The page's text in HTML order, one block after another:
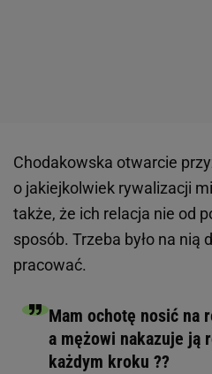
Chodakowska otwarcie
o jakiejkolwiek rywalizacji
także, że ich relacja nie od
sposób. Trzeba było na nią
pracować.
Mam ochotę nosić na
a mężowi nakazuje ją
każdym kroku ??